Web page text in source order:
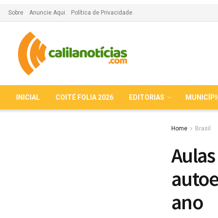
Sobre Anuncie Aqui Política de Privacidade
INICIAL COITÉ FOLIA 2026 EDITORIAS
Home Brasil
ano